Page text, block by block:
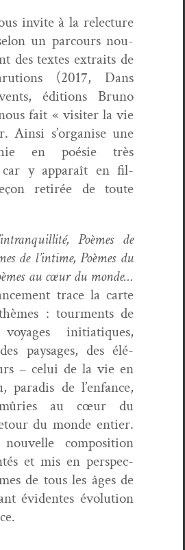
invite à la relec­ture
un par­cours nou­
des textes extraits de
(2017, Dans
édi­tions Bruno
fait « vis­iter la vie
Ain­si s’organise une
en poésie très
car y appa­raît en fil­
retirée de toute
Poèmes de
de l’intime, Poèmes du
au cœur du monde…
trace la carte
: tour­ments de
voy­ages ini­ti­a­tiques,
paysages, des élé­
– celui de la vie en
par­adis de l’enfance,
au cœur du
du monde entier.
com­po­si­tion
et mis en per­spec­
de tous les âges de
évi­dentes évo­lu­tion